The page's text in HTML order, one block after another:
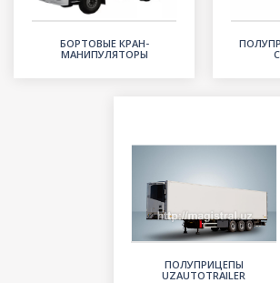
БОРТОВЫЕ КРАН-
МАНИПУЛЯТОРЫ
ПОЛУПРИЦЕПЫ
UZAUTOTRAILER